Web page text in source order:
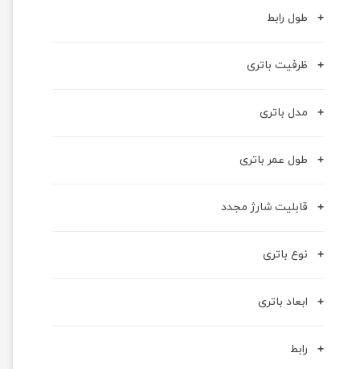
طول رابط
ظرفیت باتری
مدل باتری
طول عمر باتری
قابلیت شارژ مجدد
نوع باتری
ابعاد باتری
رابط